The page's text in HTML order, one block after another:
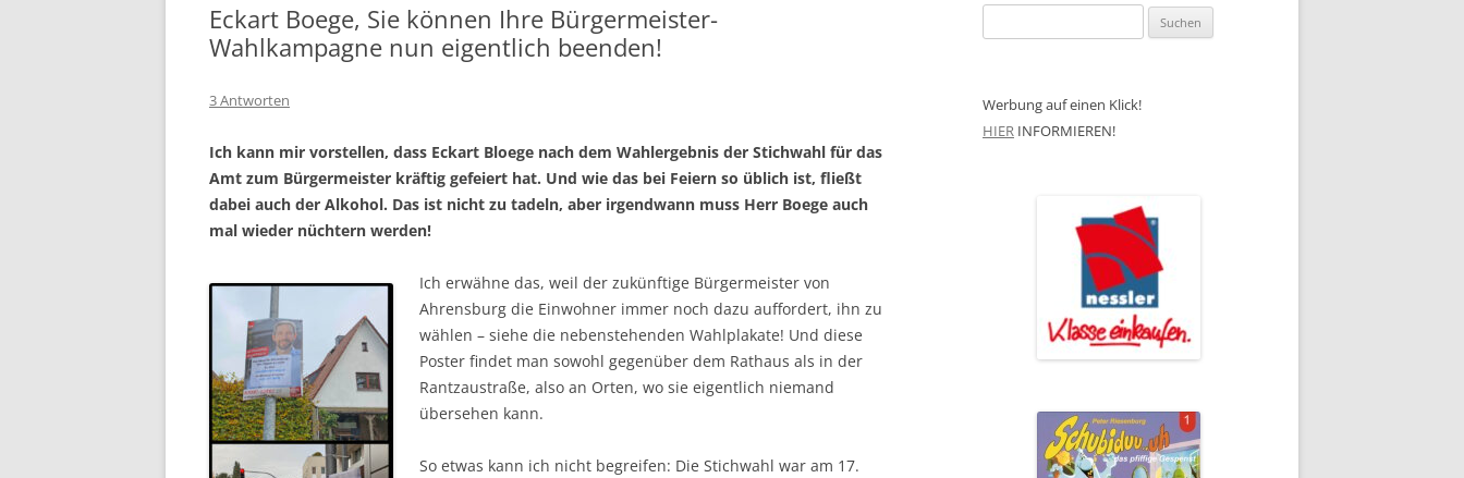
Eckart Boege, Sie können Ihre Bürgermeister-
Wahlkampagne nun eigentlich beenden!
3 Antworten
Ich kann mir vorstellen, dass Eckart Bloege nach dem Wahlergebnis der Stichwahl für das
Amt zum Bürgermeister kräftig gefeiert hat. Und wie das bei Feiern so üblich ist, fließt
dabei auch der Alkohol. Das ist nicht zu tadeln, aber irgendwann muss Herr Boege auch
mal wieder nüchtern werden!
Ich erwähne das, weil der zukünftige Bürgermeister von
Ahrensburg die Einwohner immer noch dazu auffordert, ihn zu
wählen – siehe die nebenstehenden Wahlplakate! Und diese
Poster findet man sowohl gegenüber dem Rathaus als in der
Rantzaustraße, also an Orten, wo sie eigentlich niemand
übersehen kann.
So etwas kann ich nicht begreifen: Die Stichwahl war am 17.
nach:
Werbung auf einen Klick!
HIER INFORMIEREN!